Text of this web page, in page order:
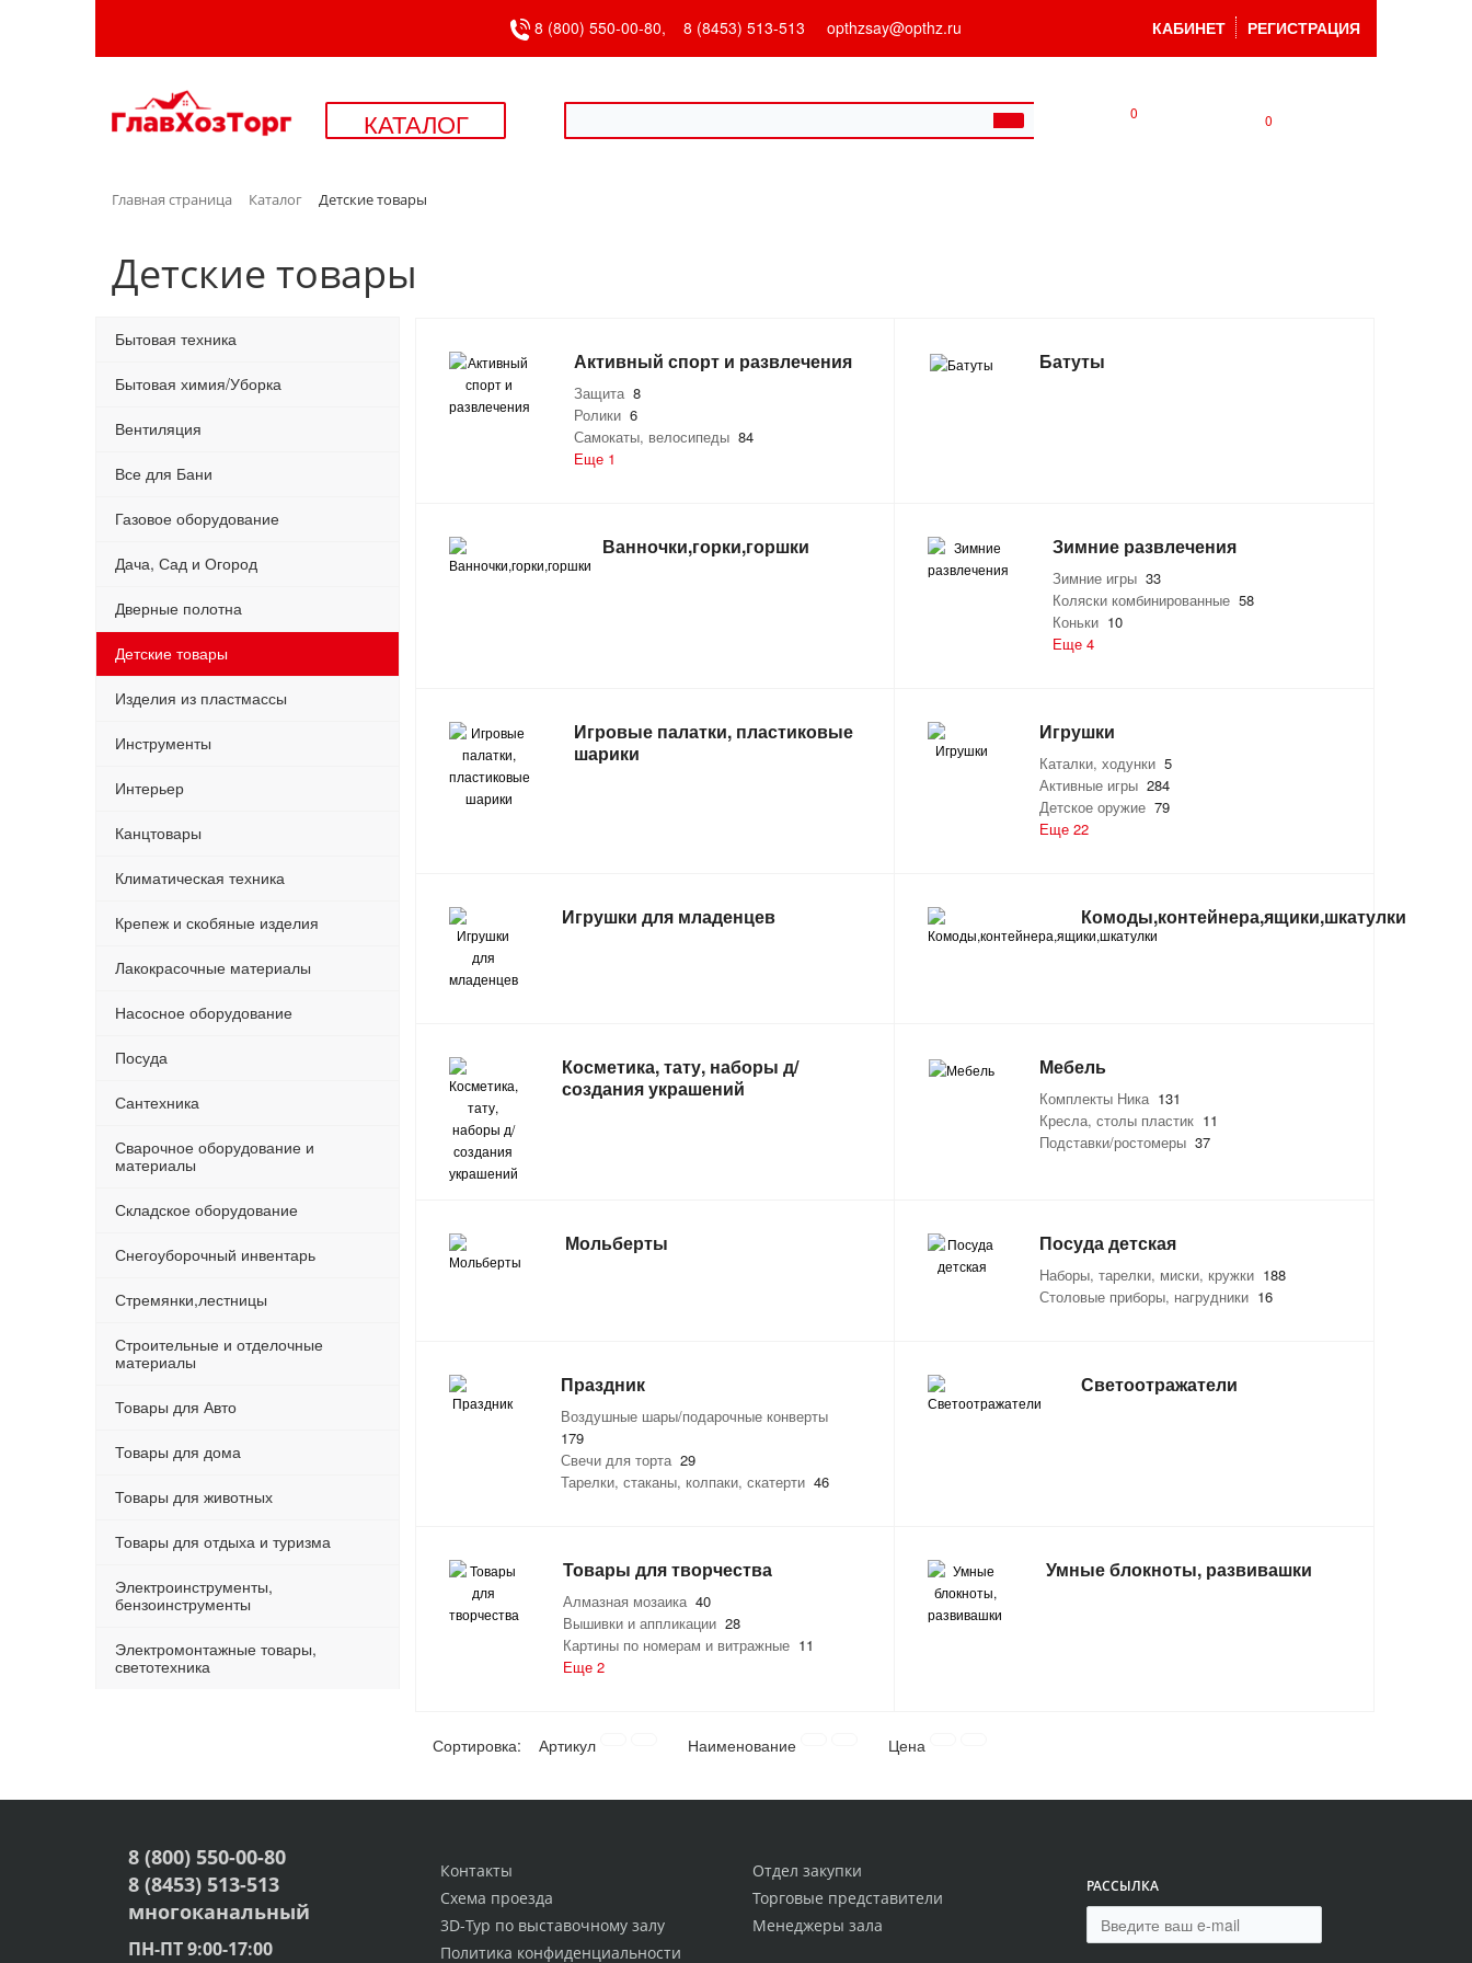
8 (800) 550-00-80, 8 (8453) 513-513 opthzsay@opthz.ru КАБИНЕТ РЕГИСТРАЦИЯ
КАТАЛОГ 0 0
Главная страница Каталог Детские товары
Детские товары
Бытовая техника
Бытовая химия/Уборка
Вентиляция
Все для Бани
Газовое оборудование
Дача, Сад и Огород
Дверные полотна
Детские товары
Изделия из пластмассы
Инструменты
Интерьер
Канцтовары
Климатическая техника
Крепеж и скобяные изделия
Лакокрасочные материалы
Насосное оборудование
Посуда
Сантехника
Сварочное оборудование и
материалы
Складское оборудование
Снегоуборочный инвентарь
Стремянки,лестницы
Строительные и отделочные
материалы
Товары для Авто
Товары для дома
Товары для животных
Товары для отдыха и туризма
Электроинструменты,
бензоинструменты
Электромонтажные товары,
светотехника
Активный спорт и развлечения
Защита 8
Ролики 6
Самокаты, велосипеды 84
Еще 1
Батуты
Ванночки,горки,горшки Зимние развлечения
Зимние игры33
Коляски комбинированные58
Коньки 10
Еще 4
Игровые палатки, пластиковые
шарики
Игрушки
Каталки, ходунки5
Активные игры284
Детское оружие79
Еще 22
Игрушки для младенцев Комоды,контейнера,ящики,шкатулки
Косметика, тату, наборы д/
создания украшений
Мебель
Комплекты Ника 131
Кресла, столы пластик 11
Подставки/ростомеры37
Мольберты Посуда детская
Наборы, тарелки, миски, кружки 188
Столовые приборы, нагрудники 16
Праздник
Воздушные шары/подарочные конверты
179
Свечи для торта 29
Тарелки, стаканы, колпаки, скатерти 46
Светоотражатели
Товары для творчества
Алмазная мозаика 40
Вышивки и аппликации 28
Картины по номерам и витражные 11
Еще 2
Умные блокноты, развивашки
Сортировка: Артикул Наименование Цена
Отдел закупки
Торговые представители
Менеджеры зала
Контакты
Схема проезда
3D-Тур по выставочному залу
Политика конфиденциальности
РАССЫЛКА
8 (800) 550-00-80
8 (8453) 513-513
многоканальный
ПН-ПТ 9:00-17:00